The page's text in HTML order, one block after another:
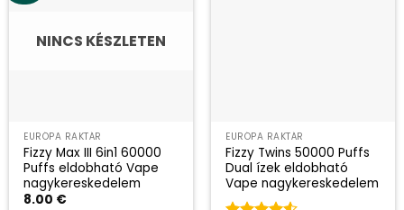
NINCS KÉSZLETEN
EURÓPA RAKTÁR
Fizzy Max III 6in1 60000
Puffs eldobható Vape
nagykereskedelem
8.00 €
EURÓPA RAKTÁR
Fizzy Twins 50000 Puffs
Dual ízek eldobható
Vape nagykereskedelem